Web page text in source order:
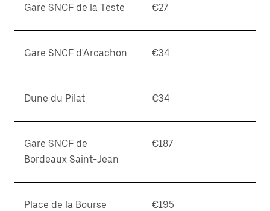
Gare SNCF de la Teste €27
Gare SNCF d'Arcachon €34
Dune du Pilat €34
Gare SNCF de
Bordeaux Saint-Jean
€187
Place de la Bourse €195